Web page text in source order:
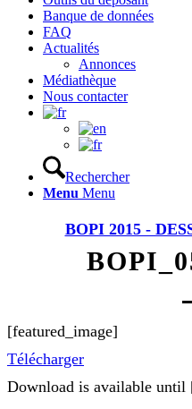
Banque de données
FAQ
Actualités
Annonces
Médiathèque
Nous contacter
Rechercher
Menu Menu
BOPI 2015 -
[featured_image]
Télécharger
Download is available until